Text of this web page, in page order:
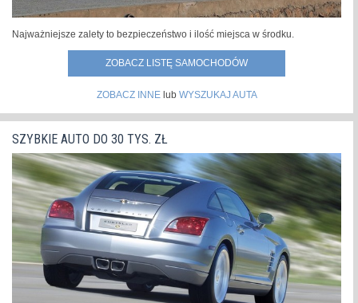
Najważniejsze zalety to bezpieczeństwo i ilość miejsca w środku.
ZOBACZ LISTĘ SAMOCHODÓW
ZOBACZ INNElub WYSZUKAJ AUTA
SZYBKIE AUTO DO 30 TYS. ZŁ